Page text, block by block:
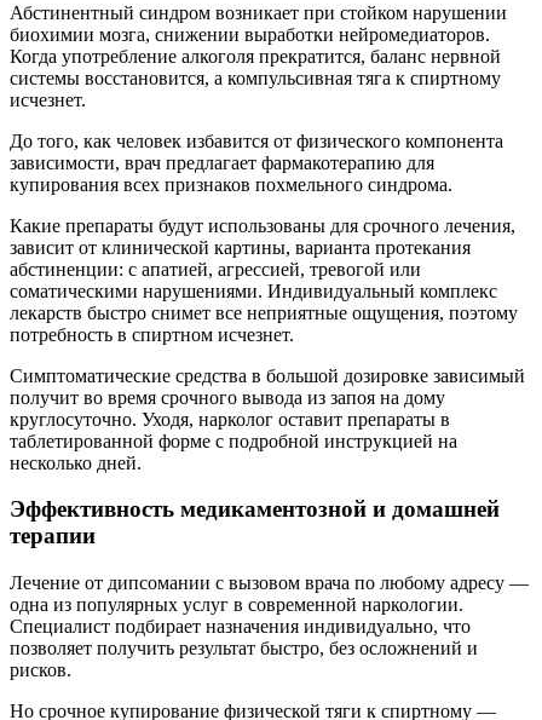
Абстинентный синдром возникает при стойком нарушении
биохимии мозга, снижении выработки нейромедиаторов.
Когда употребление алкоголя прекратится, баланс нервной
системы восстановится, а компульсивная тяга к спиртному
исчезнет.
До того, как человек избавится от физического компонента
зависимости, врач предлагает фармакотерапию для
купирования всех признаков похмельного синдрома.
Какие препараты будут использованы для срочного лечения,
зависит от клинической картины, варианта протекания
абстиненции: с апатией, агрессией, тревогой или
соматическими нарушениями. Индивидуальный комплекс
лекарств быстро снимет все неприятные ощущения, поэтому
потребность в спиртном исчезнет.
Симптоматические средства в большой дозировке зависимый
получит во время срочного вывода из запоя на дому
круглосуточно. Уходя, нарколог оставит препараты в
таблетированной форме с подробной инструкцией на
несколько дней.
Эффективность медикаментозной и домашней
терапии
Лечение от дипсомании с вызовом врача по любому адресу —
одна из популярных услуг в современной наркологии.
Специалист подбирает назначения индивидуально, что
позволяет получить результат быстро, без осложнений и
рисков.
Но срочное купирование физической тяги к спиртному —